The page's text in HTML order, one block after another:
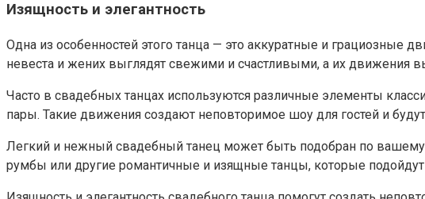
Изящность и элегантность
Одна из особенностей этого танца — это аккуратные и грациозные
невеста и жених выглядят свежими и счастливыми, а их движения
Часто в свадебных танцах используются различные элементы
пары. Такие движения создают неповторимое шоу для гостей и
Легкий и нежный свадебный танец может быть подобран по
румбы или другие романтичные и изящные танцы, которые